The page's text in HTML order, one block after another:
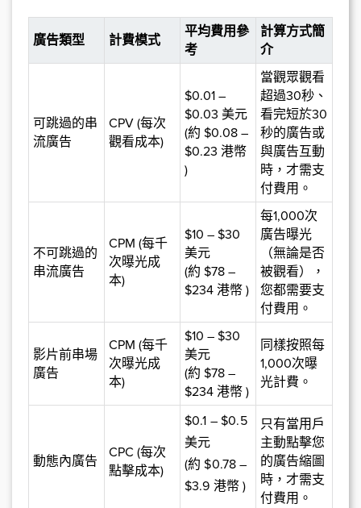
廣告類型 計費模式 平均費用參
考
計算方式簡
介
可跳過的串
流廣告
CPV (每次
觀看成本)
$0.01 –
$0.03 美元
(約 $0.08 –
$0.23 港幣
)
當觀眾觀看
超過30秒、
看完短於30
秒的廣告或
與廣告互動
時，才需支
付費用。
不可跳過的
串流廣告
CPM (每千
次曝光成
本)
$10 – $30
美元
(約 $78 –
$234 港幣 )
每1,000次
廣告曝光
（無論是否
被觀看），
您都需要支
付費用。
影片前串場
廣告
CPM (每千
次曝光成
本)
$10 – $30
美元
(約 $78 –
$234 港幣 )
同樣按照每
1,000次曝
光計費。
動態內廣告
CPC (每次
點擊成本)
$0.1 – $0.5
美元
(約 $0.78 –
$3.9 港幣 )
只有當用戶
主動點擊您
的廣告縮圖
時，才需支
付費用。